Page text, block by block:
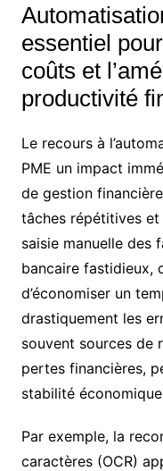
essentiel
coûts et
productivité
Le recours à
PME un impact
de gestion
tâches répétitives
saisie manuelle des
bancaire fastidieux,
d’économiser un
drastiquement les
souvent sources de
pertes financières,
stabilité économique
Par exemple, la
caractères (OCR)